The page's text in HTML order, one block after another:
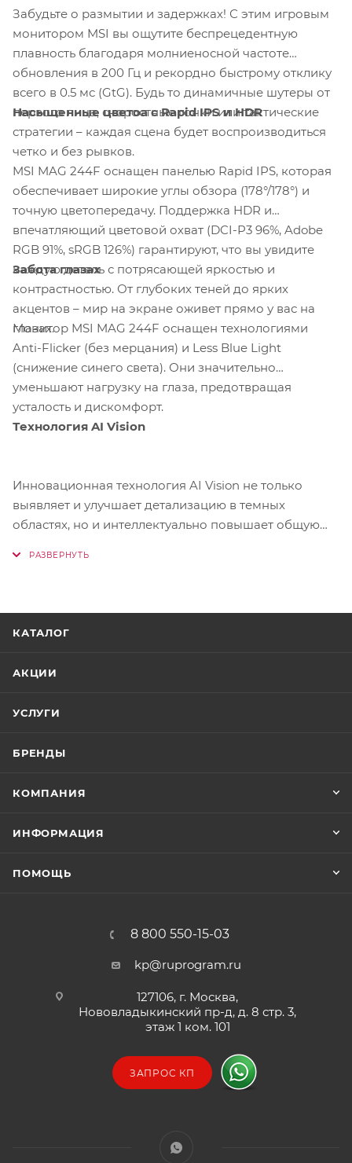
Забудьте о размытии и задержках! С этим игровым
монитором MSI вы ощутите беспрецедентную
плавность благодаря молниеносной частоте
обновления в 200 Гц и рекордно быстрому отклику
всего в 0.5 мс (GtG). Будь то динамичные шутеры от
первого лица, скоростные гонки или тактические
стратегии – каждая сцена будет воспроизводиться
четко и без рывков.
Насыщенные цветоа с Rapid IPS и HDR
MSI MAG 244F оснащен панелью Rapid IPS, которая
обеспечивает широкие углы обзора (178°/178°) и
точную цветопередачу. Поддержка HDR и
впечатляющий цветовой охват (DCI-P3 96%, Adobe
RGB 91%, sRGB 126%) гарантируют, что вы увидите
каждую деталь с потрясающей яркостью и
контрастностью. От глубоких теней до ярких
акцентов – мир на экране оживет прямо у вас на
глазах.
Забота глазах
Монитор MSI MAG 244F оснащен технологиями
Anti-Flicker (без мерцания) и Less Blue Light
(снижение синего света). Они значительно
уменьшают нагрузку на глаза, предотвращая
усталость и дискомфорт.
Технология AI Vision
Инновационная технология AI Vision не только
выявляет и улучшает детализацию в темных
областях, но и интеллектуально повышает общую
КАТАЛОГ
АКЦИИ
УСЛУГИ
БРЕНДЫ
КОМПАНИЯ
ИНФОРМАЦИЯ
ПОМОЩЬ
8 800 550-15-03
kp@ruprogram.ru
127106, г. Москва,
Нововладыкинский пр-д, д. 8 стр. 3,
этаж 1 ком. 101
ЗАПРОС КП